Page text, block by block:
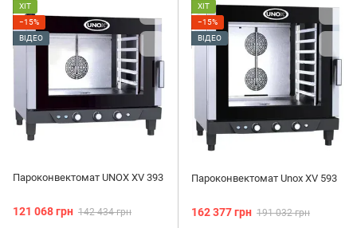
ХІТ
−15%
ВІДЕО
Пароконвектомат UNOX XV 393
121 068 грн 142 434 грн
ХІТ
−15%
ВІДЕО
Пароконвектомат Unox XV 593
162 377 грн 191 032 грн